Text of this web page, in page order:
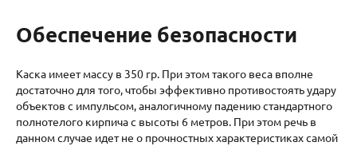
Обеспечение безопасности
Каска имеет массу в 350 гр. При этом такого веса вполне
достаточно для того, чтобы эффективно противостоять удару
объектов с импульсом, аналогичному падению стандартного
полнотелого кирпича с высоты 6 метров. При этом речь в
данном случае идет не о прочностных характеристиках самой